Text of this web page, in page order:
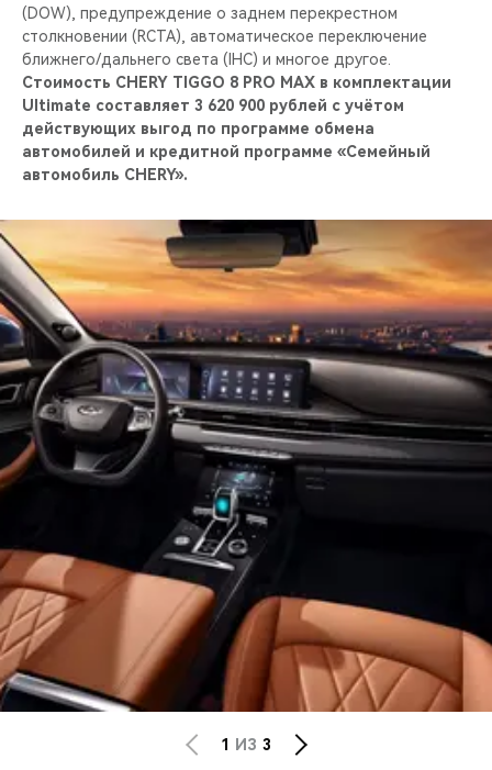
(DOW), предупреждение о заднем перекрестном
столкновении (RCTA), автоматическое переключение
ближнего/дальнего света (IHC) и многое другое.
Стоимость CHERY TIGGO 8 PRO MAX в комплектации
Ultimate составляет 3 620 900 рублей с учётом
действующих выгод по программе обмена
автомобилей и кредитной программе «Семейный
автомобиль CHERY».
1 ИЗ 3